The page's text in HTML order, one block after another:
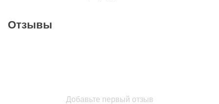
Отзывы
Добавьте первый отзыв